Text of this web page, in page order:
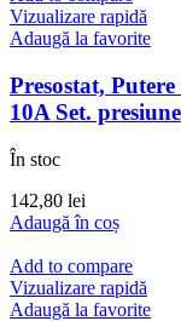
Vizualizare rapidă
Adaugă la favorite
Presostat,
10A Set.
În stoc
142,80 lei
Adaugă în coș
Add to compare
Vizualizare rapidă
Adaugă la favorite